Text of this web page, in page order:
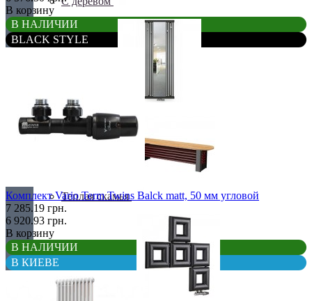
С зеркалом
Теплая скамья
В корзину
В НАЛИЧИИ
BLACK STYLE
Комплект Vario Term Twins Balck matt, 50 мм угловой
7 285.19 грн.
6 920.93 грн.
В корзину
В НАЛИЧИИ
В КИЕВЕ